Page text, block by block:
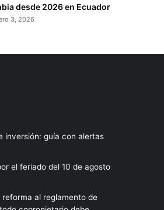
desde 2026 en Ecuador
3, 2026
inversión: guía con alertas
el feriado del 10 de agosto
al reglamento de